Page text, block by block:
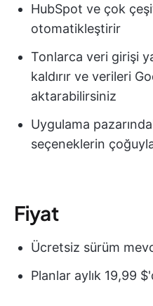
HubSpot ve çok
otomatikleştirir
Tonlarca veri girişi
kaldırır ve verileri
aktarabilirsiniz
Uygulama
seçeneklerin çoğuyla
Fiyat
Ücretsiz sürüm
Planlar aylık 19,99